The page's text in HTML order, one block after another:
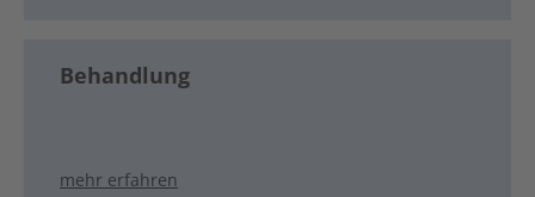
Behandlung
mehr erfahren